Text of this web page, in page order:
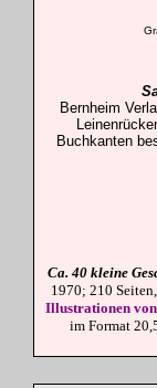
Bernheim
Buchkanten
Ca. 40 kleine
1970; 210 Seiten,
Illustrationen
im Format